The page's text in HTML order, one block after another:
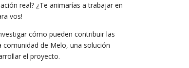
real? ¿Te animarías a trabajar en
vos!
cómo pueden contribuir las
de Melo, una solución
el proyecto.